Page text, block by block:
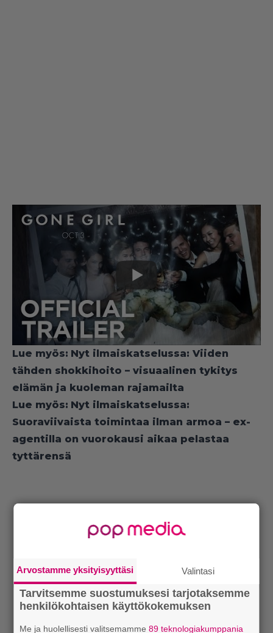
Lue myös: Nyt ilmaiskatselussa: Viiden
tähden shokkihoito – visuaalinen tykitys
elämän ja kuoleman rajamailta
Lue myös: Nyt ilmaiskatselussa:
Suoraviivaista toimintaa ilman armoa – ex-
agentilla on vuorokausi aikaa pelastaa
tyttärensä
Arvostamme yksityisyyttäsi Valintasi
Tarvitsemme suostumuksesi tarjotaksemme
henkilökohtaisen käyttökokemuksen
Me ja huolellisesti valitsemamme89 teknologiakumppania